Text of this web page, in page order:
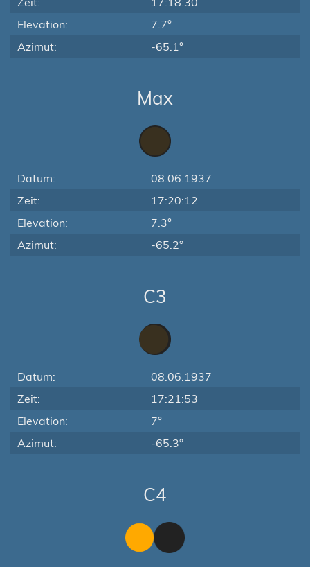
Elevation:
7.7°
Azimut:
-65.1°
Max
Datum:
08.06.1937
Zeit:
17:20:12
Elevation:
7.3°
Azimut:
-65.2°
C3
Datum:
08.06.1937
Zeit:
17:21:53
Elevation:
7°
Azimut:
-65.3°
C4